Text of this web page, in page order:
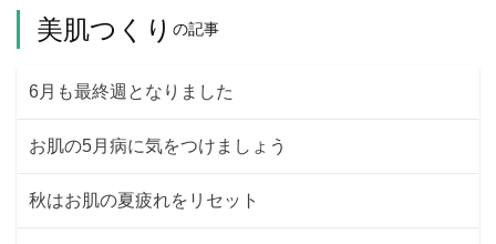
美肌つくり の記事
6月も最終週となりました
お肌の5月病に気をつけましょう
秋はお肌の夏疲れをリセット